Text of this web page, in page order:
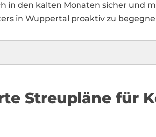
in den kalten Monaten sicher und
in Wuppertal proaktiv zu
Streupläne für